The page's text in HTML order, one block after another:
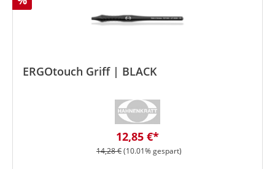
ERGOtouch Griff | BLACK
Verkaufspreis:
12,85 €*
Regulärer Preis:
14,28 €(10.01% gespart)